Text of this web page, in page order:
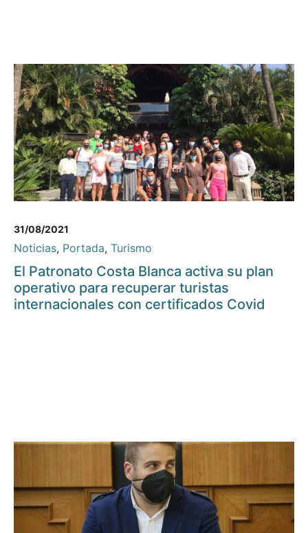
31/08/2021
Noticias, Portada, Turismo
El Patronato Costa Blanca activa su plan
operativo para recuperar turistas
internacionales con certificados Covid